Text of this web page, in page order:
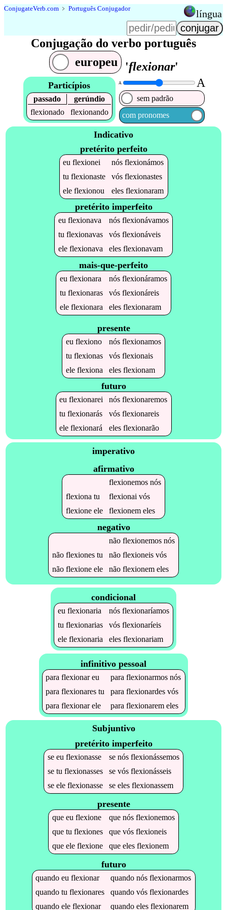
ConjugateVerb.com ﹥ Português Conjugador língua
Conjugação do verbo português
europeu
'flexionar'
Particípios
passado
gerúndio
flexionado
flexionando
A A
sem padrão
com pronomes
Indicativo
pretérito perfeito
euflexionei nósflexionámos
tuflexionaste vósflexionastes
eleflexionou elesflexionaram
pretérito imperfeito
eu flexionava nós flexionávamos
tu flexionavas vós flexionáveis
ele flexionava eles flexionavam
mais-que-perfeito
eu flexionara nós flexionáramos
tu flexionaras vós flexionáreis
ele flexionara eles flexionaram
presente
eu flexiono nós flexionamos
tu flexionas vós flexionais
ele flexiona eles flexionam
futuro
euflexionarei nósflexionaremos
tuflexionarás vósflexionareis
eleflexionará elesflexionarão
imperativo
afirmativo
flexionemosnós
flexiona tu flexionai vós
flexioneele flexionemeles
negativo
não flexionemosnós
não flexionestu não flexioneisvós
não flexioneele não flexionemeles
condicional
eu flexionaria nós flexionaríamos
tu flexionarias vós flexionaríeis
ele flexionaria eles flexionariam
infinitivo pessoal
paraflexionareu paraflexionarmos nós
paraflexionares tu paraflexionardes vós
paraflexionarele paraflexionarem eles
Subjuntivo
pretérito imperfeito
se eu flexionasse se nós flexionássemos
se tu flexionasses se vós flexionásseis
se ele flexionasse se eles flexionassem
presente
que eu flexione que nós flexionemos
que tu flexiones que vós flexioneis
que ele flexione que eles flexionem
futuro
quandoeuflexionar quandonósflexionarmos
quandotuflexionares quandovósflexionardes
quandoeleflexionar quandoelesflexionarem